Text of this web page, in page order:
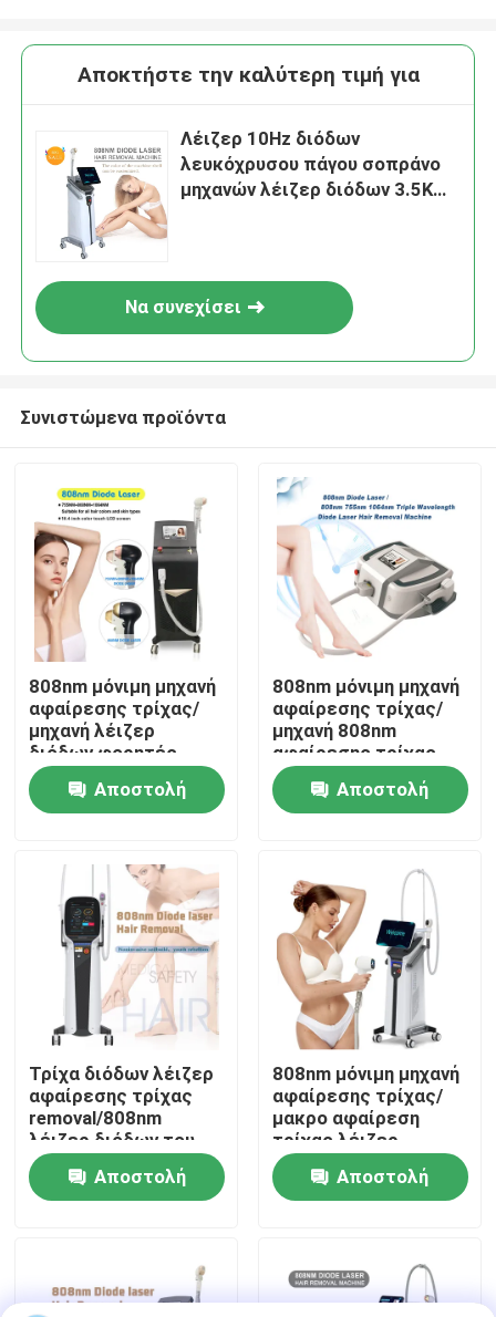
Σπίτι
Προϊόντα
Βίντεο
Εμφάνιση VR
Περίπου εμείς
Γύρος εργοστασίων
Ποιοτικός έλεγχος
Μας ελάτε σε επαφή με
Ζητήστε ένα απόσπασμα
Αποκτήστε την καλύτερη τιμή για
Λέιζερ 10Hz διόδων
λευκόχρυσου πάγου σοπράνο
μηχανών λέιζερ διόδων 3.5KW
Να συνεχίσει
Συνιστώμενα προϊόντα
808nm μόνιμη μηχανή
αφαίρεσης τρίχας/
μηχανή λέιζερ
διόδων φορητές
Αποστολή
808nm μόνιμη μηχανή
αφαίρεσης τρίχας/
μηχανή 808nm
αφαίρεσης τρίχας
λέιζερ διόδων
Αποστολή
Τρίχα διόδων λέιζερ
αφαίρεσης τρίχας
removal/808nm
λέιζερ διόδων του
Πεκίνου
Αποστολή
808nm μόνιμη μηχανή
αφαίρεσης τρίχας/
μακρο αφαίρεση
τρίχας λέιζερ
διόδων καναλιών
Αποστολή